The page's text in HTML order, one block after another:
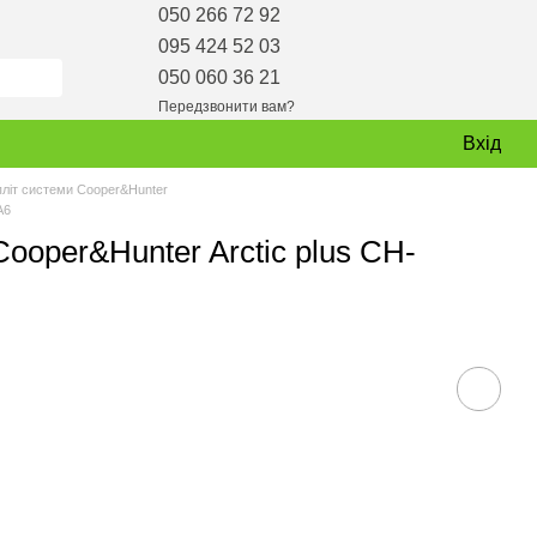
050 266 72 92
095 424 52 03
050 060 36 21
Передзвонити вам?
Вхід
системи Cooper&Hunter
Arctic plus CH-